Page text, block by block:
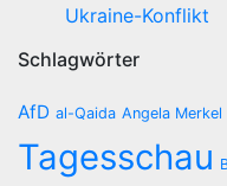
Ukraine-Konflikt
Schlagwörter
AfD al-Qaida Angela Merkel
Tagesschau